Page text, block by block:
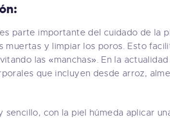
parte importante del cuidado de la
muertas y limpiar los poros. Esto
las «manchas». En la
que incluyen desde arroz,
sencillo, con la piel húmeda aplicar